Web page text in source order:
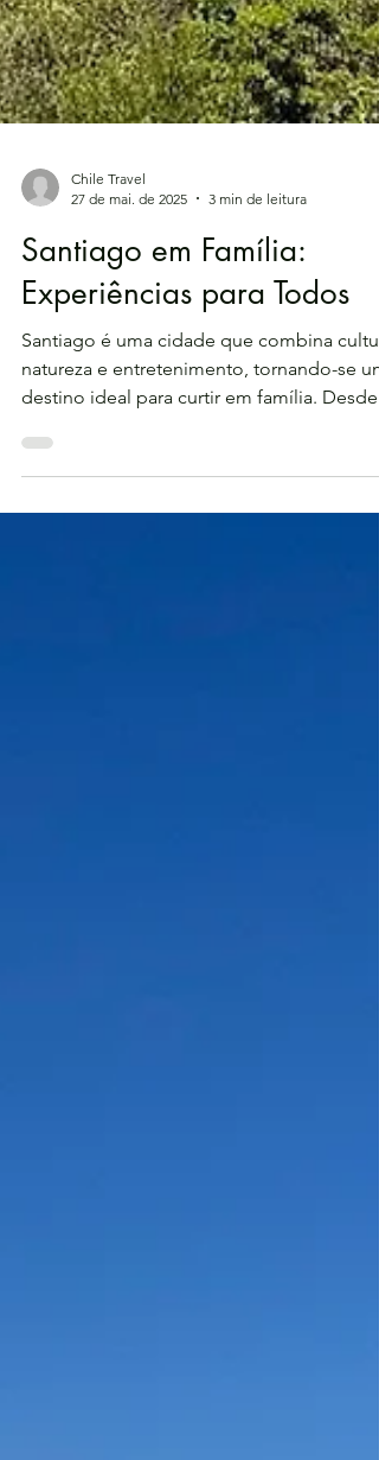
Chile Travel
27 de mai. de 2025
3 min de leitura
Santiago em Família:
Experiências para Todos
Santiago é uma cidade que combina
natureza e entretenimento, tornando-se um